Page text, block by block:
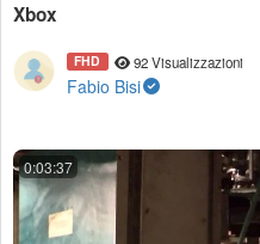
Xbox
FHD 92 Visualizzazioni
Fabio Bisi
0:03:37